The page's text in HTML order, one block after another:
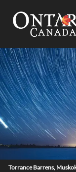
Torrance Barrens,